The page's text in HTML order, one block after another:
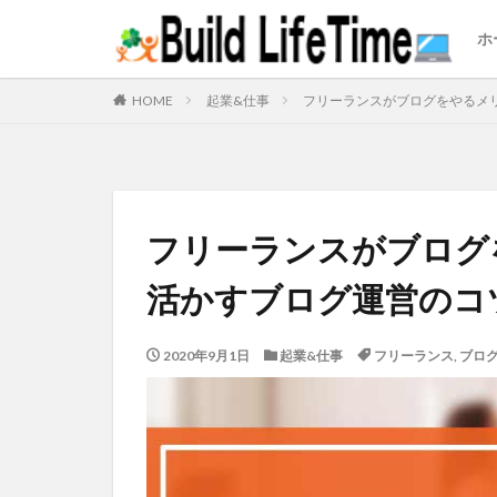
ホ
HOME 起業&仕事 フリーランスがブログをやる
フリーランスがブロ
活かすブログ運営のコ
2020年9月1日 起業&仕事 フリーランス, ブロ